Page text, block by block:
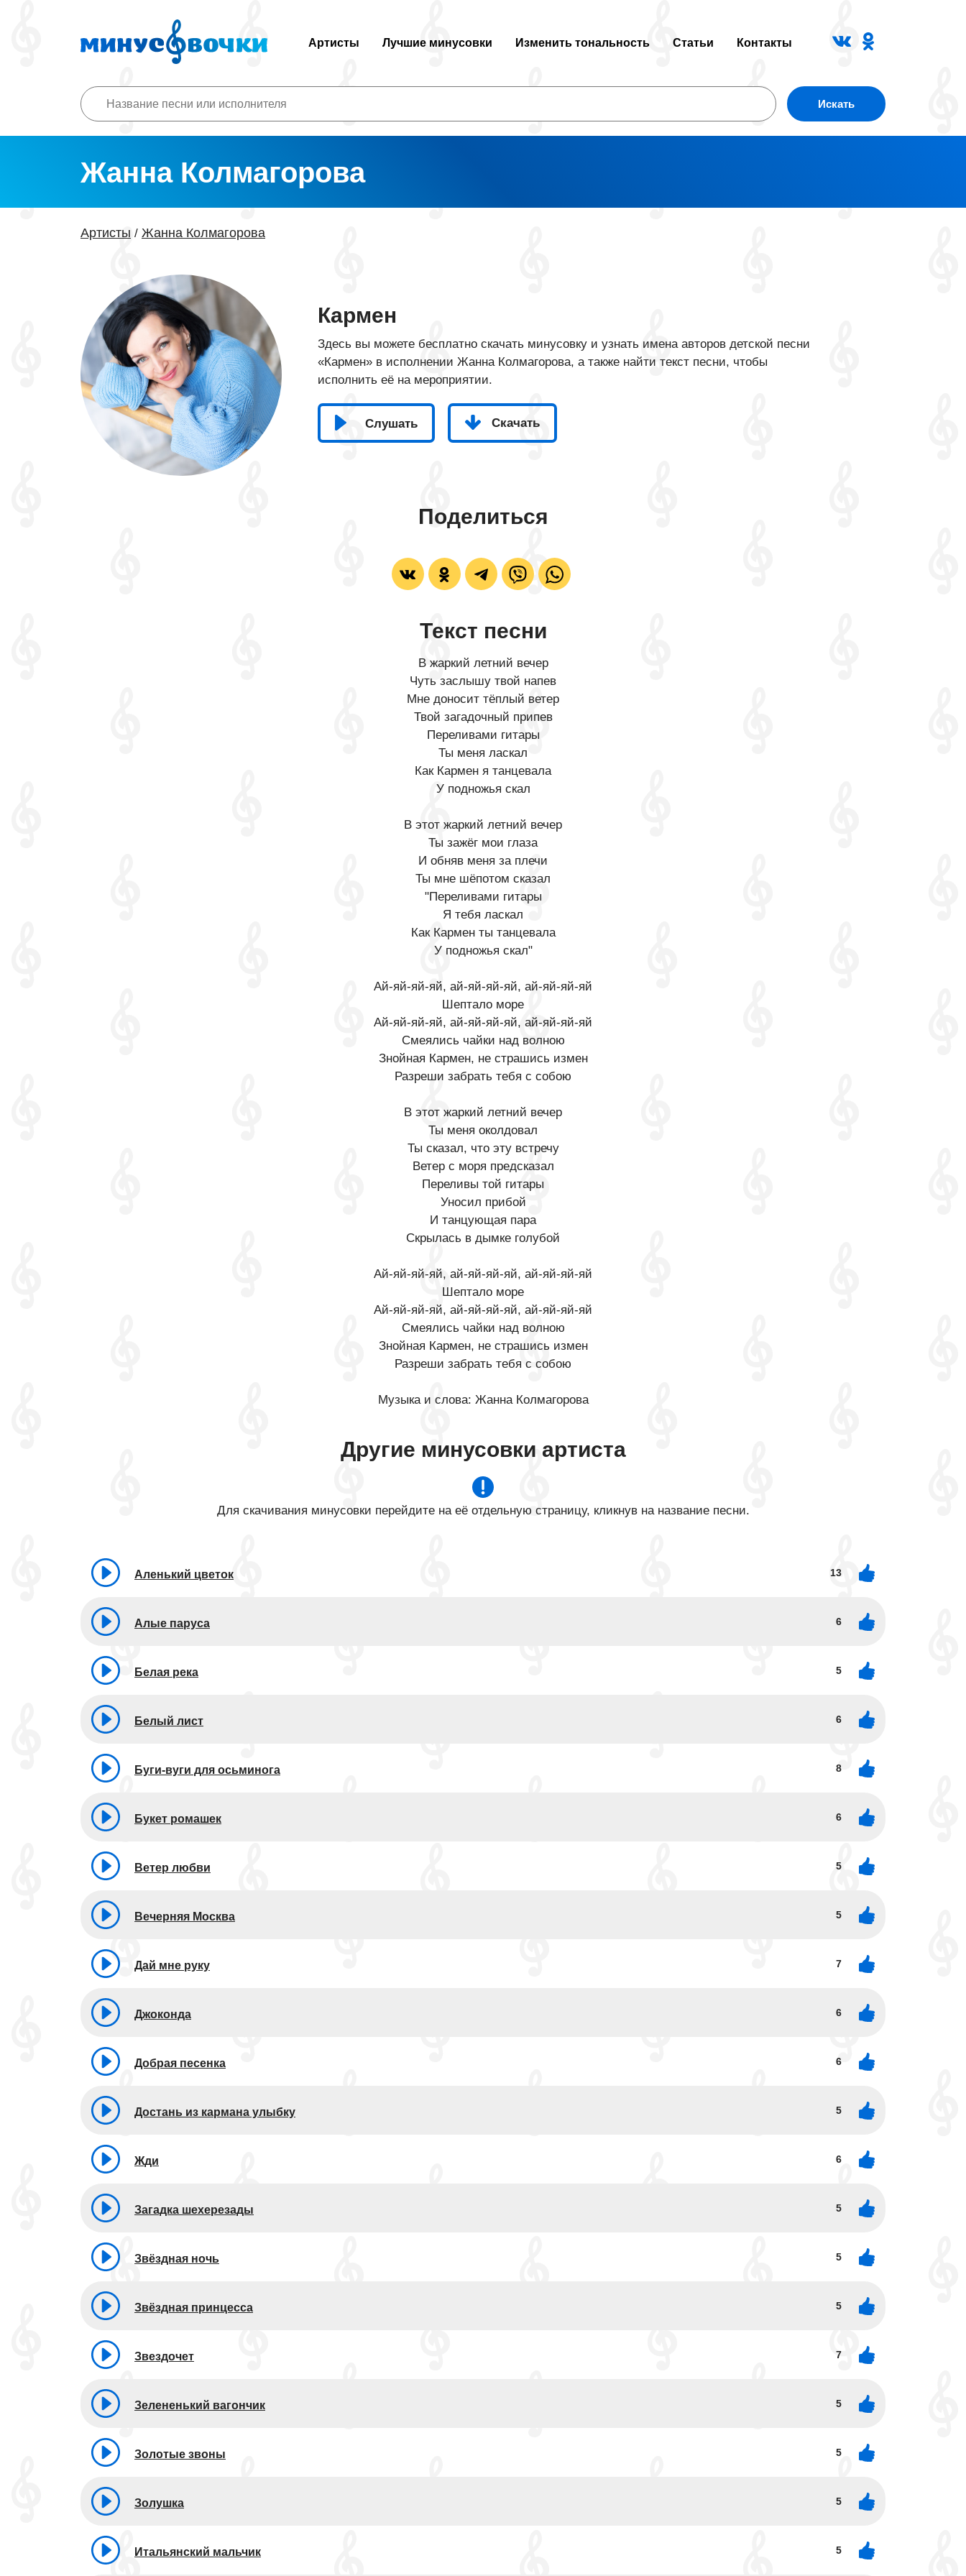
Артисты Лучшие минусовки Изменить тональность Статьи Контакты
Искать
Жанна Колмагорова
Артисты / Жанна Колмагорова
Кармен
Здесь вы можете бесплатно скачать минусовку и узнать имена авторов детской песни
«Кармен» в исполнении Жанна Колмагорова, а также найти текст песни, чтобы
исполнить её на мероприятии.
Слушать Скачать
Поделиться
Текст песни
В жаркий летний вечер
Чуть заслышу твой напев
Мне доносит тёплый ветер
Твой загадочный припев
Переливами гитары
Ты меня ласкал
Как Кармен я танцевала
У подножья скал
В этот жаркий летний вечер
Ты зажёг мои глаза
И обняв меня за плечи
Ты мне шёпотом сказал
"Переливами гитары
Я тебя ласкал
Как Кармен ты танцевала
У подножья скал"
Ай-яй-яй-яй, ай-яй-яй-яй, ай-яй-яй-яй
Шептало море
Ай-яй-яй-яй, ай-яй-яй-яй, ай-яй-яй-яй
Смеялись чайки над волною
Знойная Кармен, не страшись измен
Разреши забрать тебя с собою
В этот жаркий летний вечер
Ты меня околдовал
Ты сказал, что эту встречу
Ветер с моря предсказал
Переливы той гитары
Уносил прибой
И танцующая пара
Скрылась в дымке голубой
Ай-яй-яй-яй, ай-яй-яй-яй, ай-яй-яй-яй
Шептало море
Ай-яй-яй-яй, ай-яй-яй-яй, ай-яй-яй-яй
Смеялись чайки над волною
Знойная Кармен, не страшись измен
Разреши забрать тебя с собою
Музыка и слова: Жанна Колмагорова
Другие минусовки артиста
Для скачивания минусовки перейдите на её отдельную страницу, кликнув на название песни.
Аленький цветок 13
Алые паруса 6
Белая река 5
Белый лист 6
Буги-вуги для осьминога 8
Букет ромашек 6
Ветер любви 5
Вечерняя Москва 5
Дай мне руку 7
Джоконда 6
Добрая песенка 6
Достань из кармана улыбку 5
Жди 6
Загадка шехерезады 5
Звёздная ночь 5
Звёздная принцесса 5
Звездочет 7
Зелененький вагончик 5
Золотые звоны 5
Золушка 5
Итальянский мальчик 5